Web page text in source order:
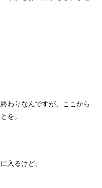
わりなんですが、ここから
を。
入るけど、